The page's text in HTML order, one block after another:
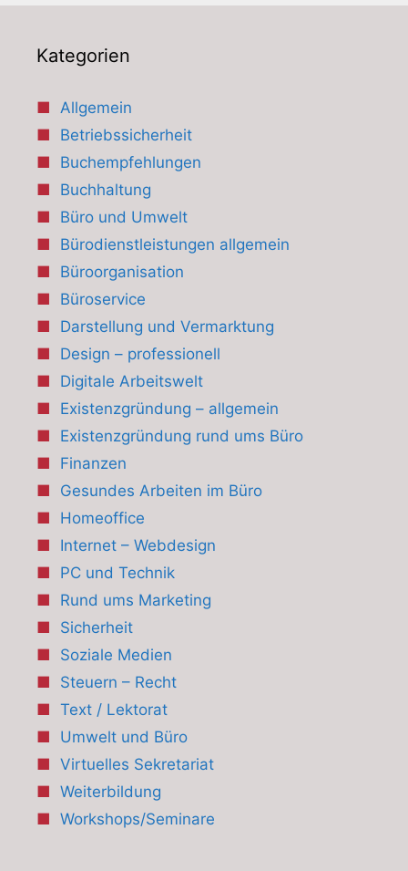
Kategorien
Allgemein
Betriebssicherheit
Buchempfehlungen
Buchhaltung
Büro und Umwelt
Bürodienstleistungen allgemein
Büroorganisation
Büroservice
Darstellung und Vermarktung
Design – professionell
Digitale Arbeitswelt
Existenzgründung – allgemein
Existenzgründung rund ums Büro
Finanzen
Gesundes Arbeiten im Büro
Homeoffice
Internet – Webdesign
PC und Technik
Rund ums Marketing
Sicherheit
Soziale Medien
Steuern – Recht
Text / Lektorat
Umwelt und Büro
Virtuelles Sekretariat
Weiterbildung
Workshops/Seminare